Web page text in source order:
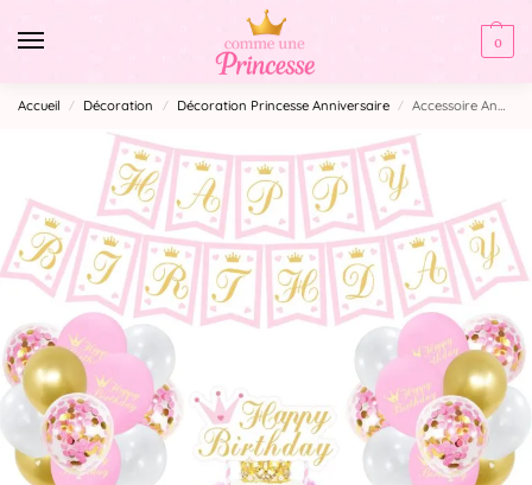
0
Accueil / Décoration / Décoration Princesse Anniversaire / Accessoire Anniversaire Princesse